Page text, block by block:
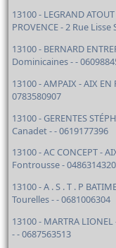
13100 - LEGRAND
PROVENCE - 2 Rue
13100 - BERNARD
Dominicaines - -
13100 - AMPAIX - AIX
0783580907
13100 - GERENTES
Canadet - - 0619177396
13100 - AC CONCEPT -
Fontrousse -
13100 - A . S . T . P
Tourelles - - 0681006304
13100 - MARTRA
- - 0687563513